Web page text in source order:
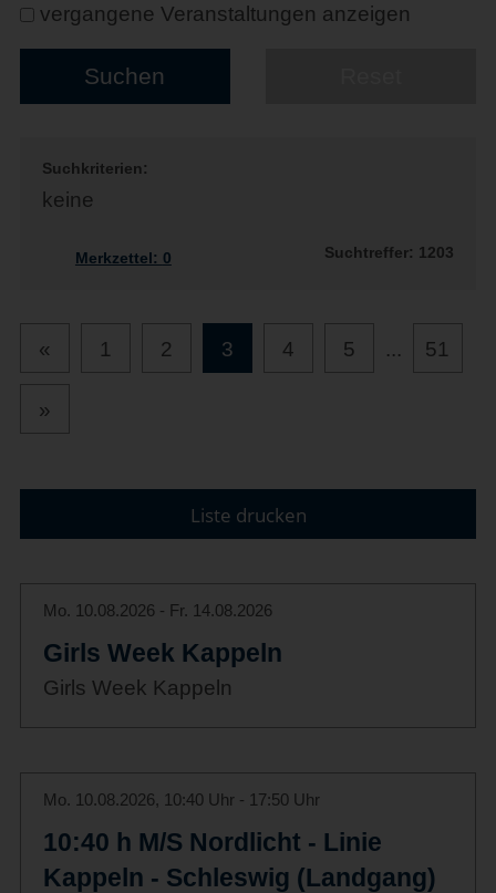
vergangene Veranstaltungen anzeigen
Suchkriterien:
keine
Merkzettel: 0 Suchtreffer: 1203
« 1 2 3 4 5 ... 51
»
Liste drucken
Mo. 10.08.2026 - Fr. 14.08.2026
Girls Week Kappeln
Girls Week Kappeln
Mo. 10.08.2026, 10:40 Uhr - 17:50 Uhr
10:40 h M/S Nordlicht - Linie
Kappeln - Schleswig (Landgang)